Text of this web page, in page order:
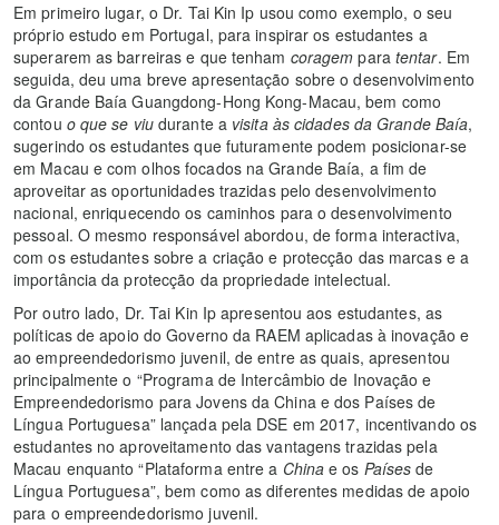
Em primeiro lugar, o Dr. Tai Kin Ip usou como exemplo, o seu
próprio estudo em Portugal, para inspirar os estudantes a
superarem as barreiras e que tenham coragem para tentar. Em
seguida, deu uma breve apresentação sobre o desenvolvimento
da Grande Baía Guangdong-Hong Kong-Macau, bem como
contou o que se viudurante a visita às cidades da Grande Baía,
sugerindo os estudantes que futuramente podem posicionar-se
em Macau e com olhos focados na Grande Baía, a fim de
aproveitar as oportunidades trazidas pelo desenvolvimento
nacional, enriquecendo os caminhos para o desenvolvimento
pessoal. O mesmo responsável abordou, de forma interactiva,
com os estudantes sobre a criação e protecção das marcas e a
importância da protecção da propriedade intelectual.
Por outro lado, Dr. Tai Kin Ip apresentou aos estudantes, as
políticas de apoio do Governo da RAEM aplicadas à inovação e
ao empreendedorismo juvenil, de entre as quais, apresentou
principalmente o “Programa de Intercâmbio de Inovação e
Empreendedorismo para Jovens da China e dos Países de
Língua Portuguesa” lançada pela DSE em 2017, incentivando os
estudantes no aproveitamento das vantagens trazidas pela
Macau enquanto “Plataforma entre a China e os Países de
Língua Portuguesa”, bem como as diferentes medidas de apoio
para o empreendedorismo juvenil.